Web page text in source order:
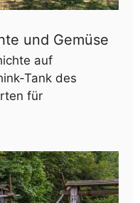
und Gemüse
auf
Tank des
für